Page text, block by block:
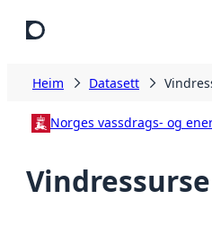
Heim Datasett
Norges vassdrags- og